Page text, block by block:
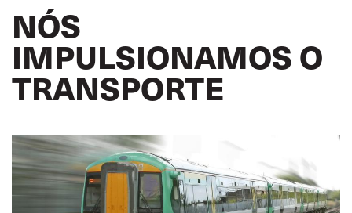
NÓS
IMPULSIONAMOS O
TRANSPORTE